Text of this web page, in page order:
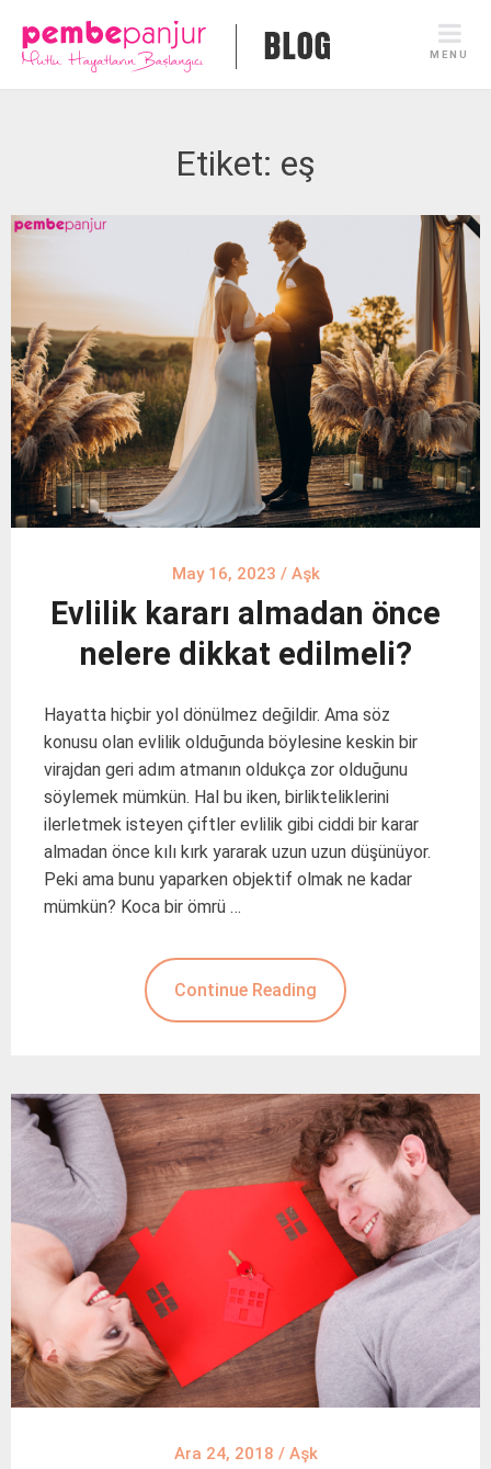
content
MENU
Etiket: eş
May 16, 2023 / Aşk
Evlilik kararı almadan önce
nelere dikkat edilmeli?
Hayatta hiçbir yol dönülmez değildir. Ama söz
konusu olan evlilik olduğunda böylesine keskin bir
virajdan geri adım atmanın oldukça zor olduğunu
söylemek mümkün. Hal bu iken, birlikteliklerini
ilerletmek isteyen çiftler evlilik gibi ciddi bir karar
almadan önce kılı kırk yararak uzun uzun düşünüyor.
Peki ama bunu yaparken objektif olmak ne kadar
mümkün? Koca bir ömrü …
Continue Reading
Ara 24, 2018 / Aşk